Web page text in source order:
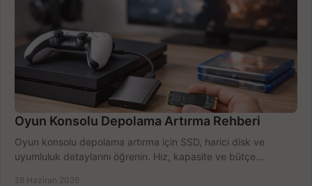
Oyun Konsolu Depolama Artırma Rehberi
Oyun konsolu depolama artırma için SSD, harici disk ve
uyumluluk detaylarını öğrenin. Hız, kapasite ve bütçe
28 Haziran 2026